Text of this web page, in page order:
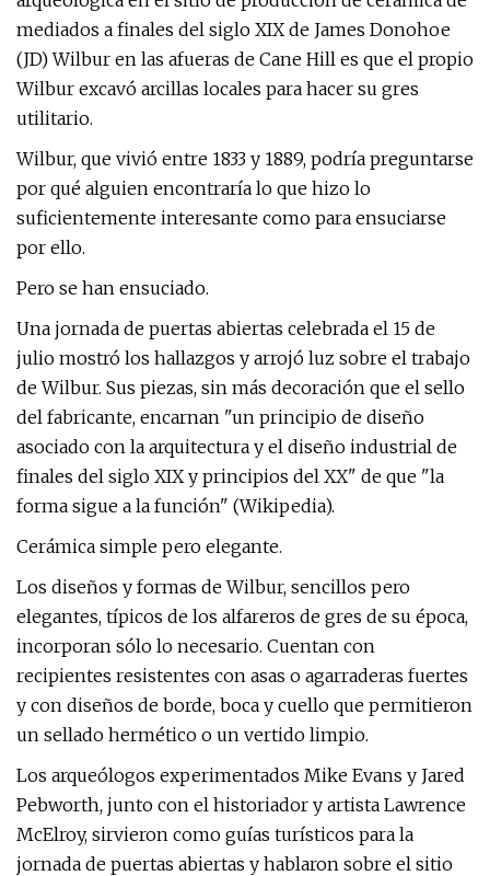
mediados a finales del siglo XIX de James Donohoe
(JD) Wilbur en las afueras de Cane Hill es que el propio
Wilbur excavó arcillas locales para hacer su gres
utilitario.
Wilbur, que vivió entre 1833 y 1889, podría preguntarse
por qué alguien encontraría lo que hizo lo
suficientemente interesante como para ensuciarse
por ello.
Pero se han ensuciado.
Una jornada de puertas abiertas celebrada el 15 de
julio mostró los hallazgos y arrojó luz sobre el trabajo
de Wilbur. Sus piezas, sin más decoración que el sello
del fabricante, encarnan "un principio de diseño
asociado con la arquitectura y el diseño industrial de
finales del siglo XIX y principios del XX" de que "la
forma sigue a la función" (Wikipedia).
Cerámica simple pero elegante.
Los diseños y formas de Wilbur, sencillos pero
elegantes, típicos de los alfareros de gres de su época,
incorporan sólo lo necesario. Cuentan con
recipientes resistentes con asas o agarraderas fuertes
y con diseños de borde, boca y cuello que permitieron
un sellado hermético o un vertido limpio.
Los arqueólogos experimentados Mike Evans y Jared
Pebworth, junto con el historiador y artista Lawrence
McElroy, sirvieron como guías turísticos para la
jornada de puertas abiertas y hablaron sobre el sitio